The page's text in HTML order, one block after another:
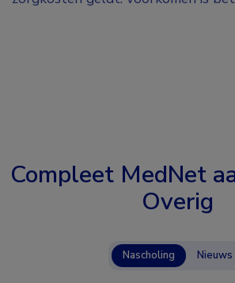
Compleet MedNet
Overig
Nascholing Nieuws